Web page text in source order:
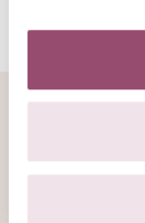
Over ons